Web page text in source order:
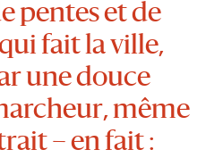
pentes et de
fait la ville,
une douce
même
– en fait :